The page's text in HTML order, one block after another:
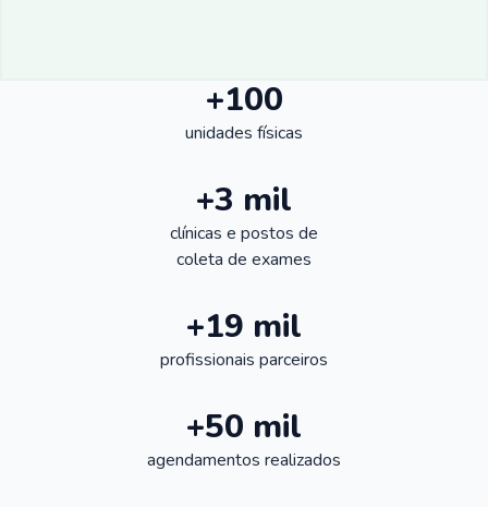
+100
unidades físicas
+3 mil
clínicas e postos de
coleta de exames
+19 mil
profissionais parceiros
+50 mil
agendamentos realizados